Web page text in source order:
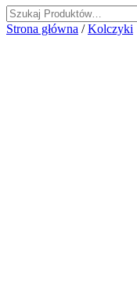
Strona główna /Kolczyki